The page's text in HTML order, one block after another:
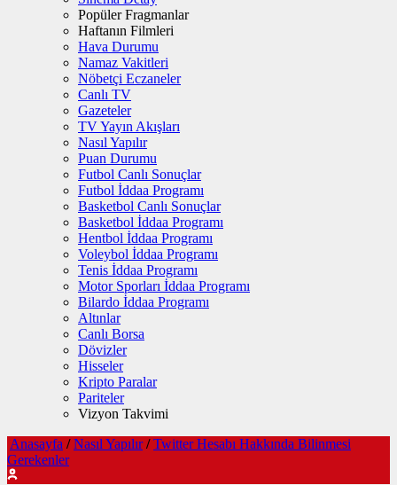
Popüler Fragmanlar
Haftanın Filmleri
Hava Durumu
Namaz Vakitleri
Nöbetçi Eczaneler
Canlı TV
Gazeteler
TV Yayın Akışları
Nasıl Yapılır
Puan Durumu
Futbol Canlı Sonuçlar
Futbol İddaa Programı
Basketbol Canlı Sonuçlar
Basketbol İddaa Programı
Hentbol İddaa Programı
Voleybol İddaa Programı
Tenis İddaa Programı
Motor Sporları İddaa Programı
Bilardo İddaa Programı
Altınlar
Canlı Borsa
Dövizler
Hisseler
Kripto Paralar
Pariteler
Vizyon Takvimi
Anasayfa / Nasıl Yapılır / Twitter Hesabı Hakkında Bilinmesi
Gerekenler